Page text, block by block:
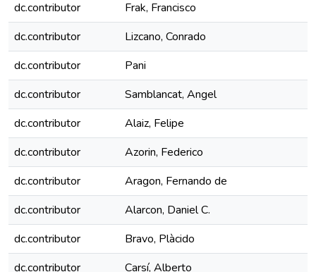
dc.contributor
Frak, Francisco
dc.contributor
Lizcano, Conrado
dc.contributor
Pani
dc.contributor
Samblancat, Angel
dc.contributor
Alaiz, Felipe
dc.contributor
Azorin, Federico
dc.contributor
Aragon, Fernando de
dc.contributor
Alarcon, Daniel C.
dc.contributor
Bravo, Plàcido
dc.contributor
Carsí, Alberto